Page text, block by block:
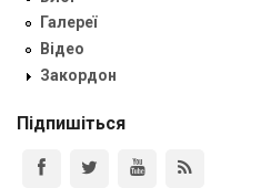
Галереї
Відео
Закордон
Підпишіться